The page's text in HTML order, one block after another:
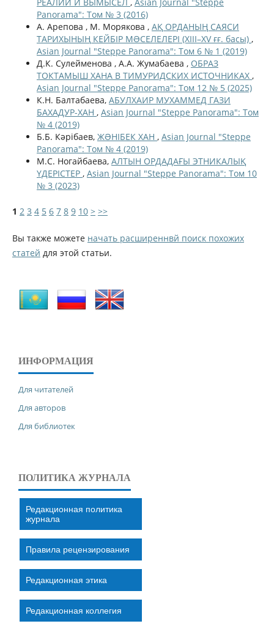
Panorama": Том № 3 (2016)
А. Арепова , М. Морякова , АҚ ОРДАНЫҢ САЯСИ
ТАРИХЫНЫҢ КЕЙБІР МƏСЕЛЕЛЕРІ (XIII–XV ғғ. басы) ,
Asian Journal "Steppe Panorama": Том 6 № 1 (2019)
Д.К. Сулейменова , А.А. Жумабаева , ОБРАЗ
ТОКТАМЫШ ХАНА В ТИМУРИДСКИХ ИСТОЧНИКАХ ,
Asian Journal "Steppe Panorama": Том 12 № 5 (2025)
К.Н. Балтабаева, АБУЛХАИР МУХАММЕД ГАЗИ
БАХАДУР-ХАН , Asian Journal "Steppe Panorama": Том
№ 4 (2019)
Б.Б. Кәрібаев, ЖƏНІБЕК ХАН , Asian Journal "Steppe
Panorama": Том № 4 (2019)
М.С. Ногайбаева, АЛТЫН ОРДАДАҒЫ ЭТНИКАЛЫҚ
ҮДЕРІСТЕР , Asian Journal "Steppe Panorama": Том 10
№ 3 (2023)
1 2 3 4 5 6 7 8 9 10 > >>
Вы также можете начать расширеннвй поиск похожих
статей для этой статьи.
ИНФОРМАЦИЯ
Для читателей
Для авторов
Для библиотек
ПОЛИТИКА ЖУРНАЛА
Редакционная политика
журнала
Правила рецензирования
Редакционная этика
Редакционная коллегия